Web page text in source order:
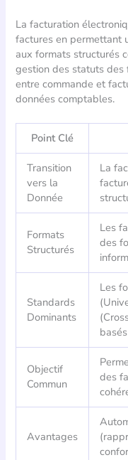
La facturation
factures en permettant
aux formats structurés
gestion des statuts des
entre commande et
données comptables.
Point Clé
Transition
vers la
Donnée
La
Formats
Structurés
Les
des
Standards
Dominants
Les
Objectif
Commun
des
Avantages